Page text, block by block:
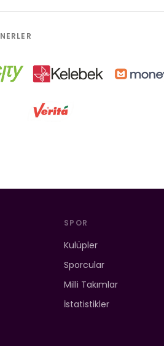
SPOR
Kulüpler
Sporcular
Milli Takımlar
İstatistikler